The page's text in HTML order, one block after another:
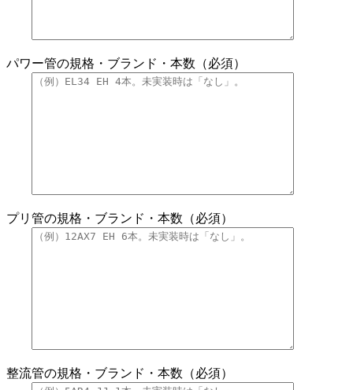
パワー管の規格・ブランド・本数（必須）
プリ管の規格・ブランド・本数（必須）
整流管の規格・ブランド・本数（必須）